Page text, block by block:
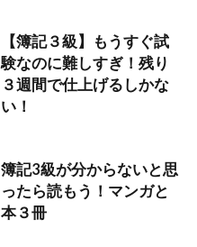
【簿記３級】もうすぐ試
験なのに難しすぎ！残り
３週間で仕上げるしかな
い！
簿記3級が分からないと思
ったら読もう！マンガと
本３冊